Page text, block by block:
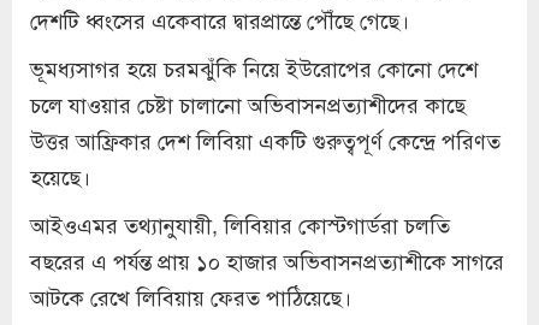
দেশটি ধ্বংসের একেবারে দ্বারপ্রান্তে পৌঁছে গেছে।
ভূমধ্যসাগর হয়ে চরমঝুঁকি নিয়ে ইউরোপের কোনো দেশে
চলে যাওয়ার চেষ্টা চালানো অভিবাসনপ্রত্যাশীদের কাছে
উত্তর আফ্রিকার দেশ লিবিয়া একটি গুরুত্বপূর্ণ কেন্দ্রে পরিণত
হয়েছে।
আইওএমর তথ্যানুযায়ী, লিবিয়ার কোস্টগার্ডরা চলতি
বছরের এ পর্যন্ত প্রায় ১০ হাজার অভিবাসনপ্রত্যাশীকে সাগরে
আটকে রেখে লিবিয়ায় ফেরত পাঠিয়েছে।